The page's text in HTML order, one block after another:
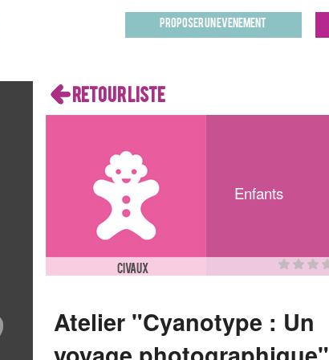
Proposer un evenement
29
RETOUR LISTE
Enfants
CIVAUX
Atelier "Cyanotype : Un